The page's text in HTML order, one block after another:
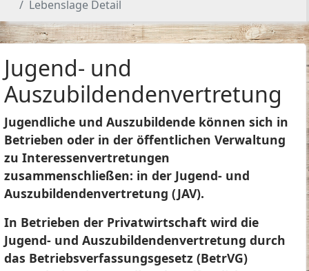
Lebenslage Detail
Jugend- und
Auszubildendenvertretung
Jugendliche und Auszubildende können sich in
Betrieben oder in der öffentlichen Verwaltung
zu Interessenvertretungen
zusammenschließen: in der Jugend- und
Auszubildendenvertretung (JAV).
In Betrieben der Privatwirtschaft wird die
Jugend- und Auszubildendenvertretung durch
das Betriebsverfassungsgesetz (BetrVG)